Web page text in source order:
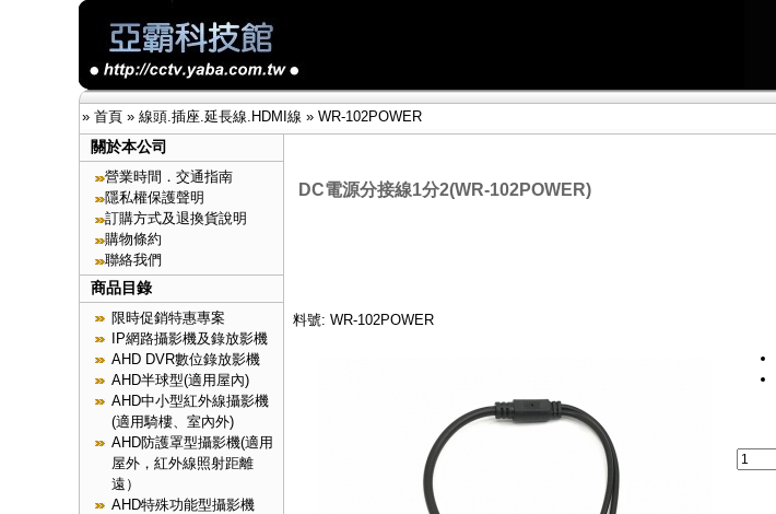
» 首頁 » 線頭.插座.延長線.HDMI線 » WR-102POWER
關於本公司
營業時間．交通指南
隱私權保護聲明
訂購方式及退換貨說明
購物條約
聯絡我們
商品目錄
限時促銷特惠專案
IP網路攝影機及錄放影機
AHD DVR數位錄放影機
AHD半球型(適用屋內)
AHD中小型紅外線攝影機
(適用騎樓、室內外)
AHD防護罩型攝影機(適用
屋外，紅外線照射距離
遠）
AHD特殊功能型攝影機
DC電源分接線1分2(WR-102POWER)
料號: WR-102POWER